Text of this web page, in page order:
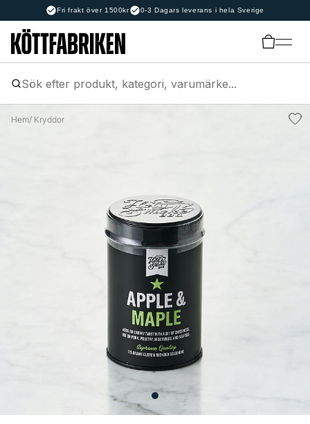
Fri frakt över 1500kr 0-3 Dagars leverans i hela Sverige
Hem/ Kryddor